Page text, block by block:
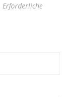
Erforderliche